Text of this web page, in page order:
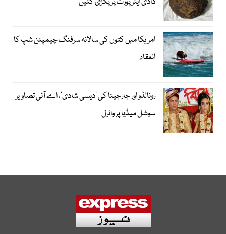
امریکا میں کتوں کی سالانہ سرفنگ چیمپئن شپ کا
انعقاد
رونالڈو اور جارجینا کی ’دیسی شادی‘، اے آئی تصاویر
سوشل میڈیا پر وائرل